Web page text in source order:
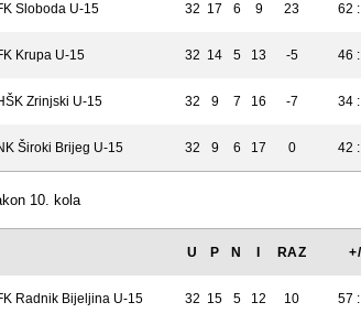
Sloboda U-15 32 17 6 9 23 62
Krupa U-15 32 14 5 13 -5 46
Zrinjski U-15 32 9 7 16 -7 34
Široki Brijeg U-15 32 9 6 17 0 42
10. kola
U P N RAZ
Radnik Bijeljina U-15 32 15 5 12 10 57